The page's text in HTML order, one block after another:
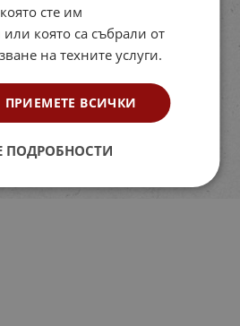
сте им
която са събрали от
на техните услуги.
ПРИЕМЕТЕ ВСИЧКИ
ПОДРОБНОСТИ